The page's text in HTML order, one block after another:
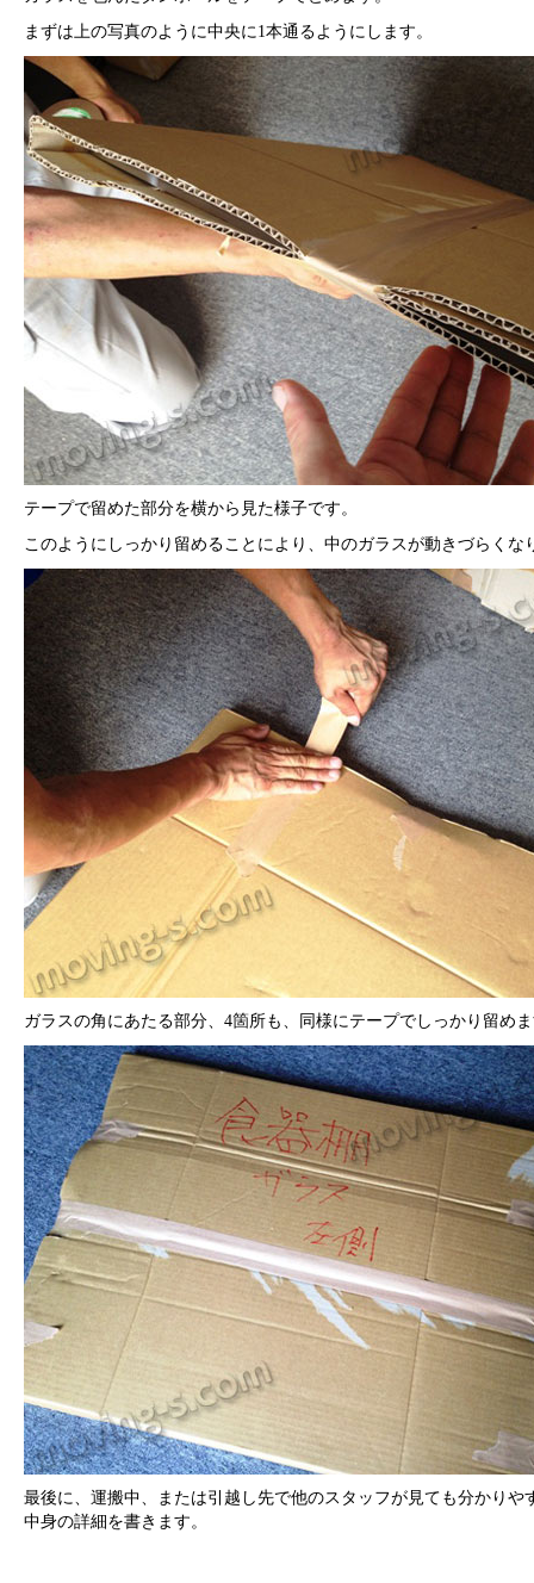
まずは上の写真のように中央に1本通るようにします。
テープで留めた部分を横から見た様子です。
このようにしっかり留めることにより、中のガラスが動きづらくな
ガラスの角にあたる部分、4箇所も、同様にテープでしっかり留め
最後に、運搬中、または引越し先で他のスタッフが見ても分かりや
中身の詳細を書きます。